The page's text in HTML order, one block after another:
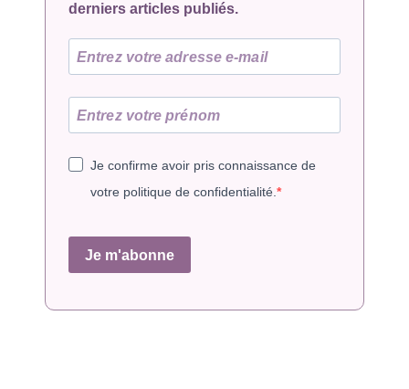
derniers articles publiés.
Je confirme avoir pris connaissance de
votre politique de confidentialité.
Je m'abonne